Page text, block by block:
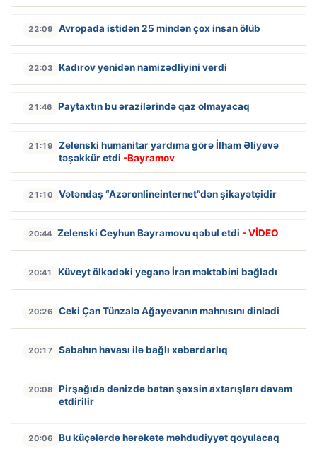
22:09 Avropada istidən 25 mindən çox insan ölüb
22:03 Kadırov yenidən namizədliyini verdi
21:46 Paytaxtın bu ərazilərində qaz olmayacaq
21:19
Zelenski humanitar yardıma görə İlham Əliyevə
təşəkkür etdi -Bayramov
21:10 Vətəndaş “Azəronlineinternet”dən şikayətçidir
20:44 Zelenski Ceyhun Bayramovu qəbul etdi - VİDEO
20:41 Küveyt ölkədəki yeganə İran məktəbini bağladı
20:26 Ceki Çan Tünzalə Ağayevanın mahnısını dinlədi
20:17 Sabahın havası ilə bağlı xəbərdarlıq
20:08
Pirşağıda dənizdə batan şəxsin axtarışları davam
etdirilir
20:06 Bu küçələrdə hərəkətə məhdudiyyət qoyulacaq